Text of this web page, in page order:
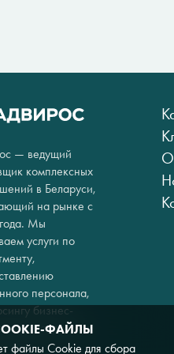
— ведущий
комплексных
в Беларуси,
на рынке с
Мы
услуги по
персонала,
бизнес-
и кадровому
О
ФАЙЛЫ
файлы Cookie для сбора